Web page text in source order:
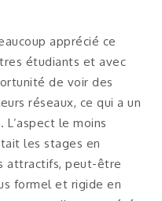
apprécié ce
étudiants et avec
de voir des
réseaux, ce qui a un
le moins
les stages en
attractifs, peut-être
formel et rigide en